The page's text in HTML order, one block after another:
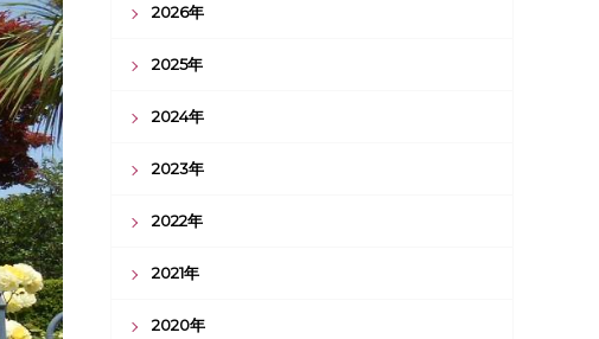
2026年
2025年
2024年
2023年
2022年
2021年
2020年